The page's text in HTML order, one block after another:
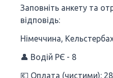
Заповніть анкету та
відповідь:
Німеччина,
👤 Водій РЄ - 8
💶 Оплата (чистими):